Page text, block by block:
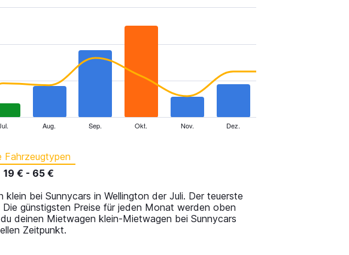
Aug. Sep. Okt. Nov. Dez.
Fahrzeugtypen
19 € - 65 €
bei Sunnycars in Wellington der Juli. Der teuerste
günstigsten Preise für jeden Monat werden oben
deinen Mietwagen klein-Mietwagen bei Sunnycars
Zeitpunkt.